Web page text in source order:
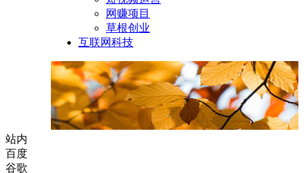
网赚项目
草根创业
互联网科技
站内
百度
谷歌